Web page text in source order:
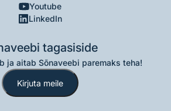
Youtube
LinkedIn
tagasiside
ja aitab Sõnaveebi paremaks teha!
Kirjuta meile